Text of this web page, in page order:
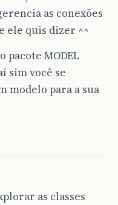
as conexões
ele quis dizer ^^
pacote MODEL
sim você se
modelo para a sua
as classes